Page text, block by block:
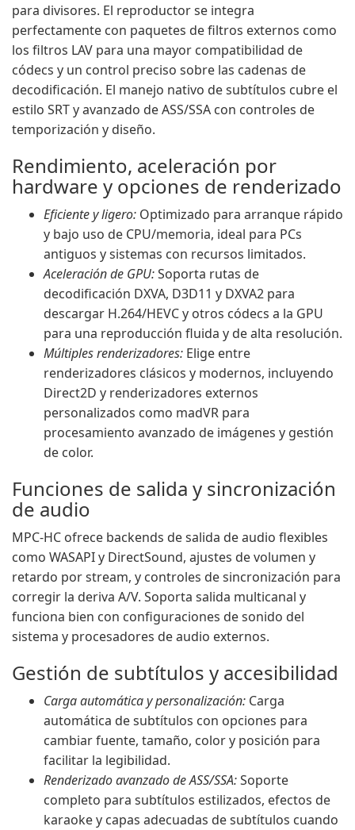
para divisores. El reproductor se integra
perfectamente con paquetes de filtros externos como
los filtros LAV para una mayor compatibilidad de
códecs y un control preciso sobre las cadenas de
decodificación. El manejo nativo de subtítulos cubre el
estilo SRT y avanzado de ASS/SSA con controles de
temporización y diseño.
Rendimiento, aceleración por
hardware y opciones de renderizado
Eficiente y ligero: Optimizado para arranque rápido
y bajo uso de CPU/memoria, ideal para PCs
antiguos y sistemas con recursos limitados.
Aceleración de GPU:Soporta rutas de
decodificación DXVA, D3D11 y DXVA2 para
descargar H.264/HEVC y otros códecs a la GPU
para una reproducción fluida y de alta resolución.
Múltiples renderizadores: Elige entre
renderizadores clásicos y modernos, incluyendo
Direct2D y renderizadores externos
personalizados como madVR para
procesamiento avanzado de imágenes y gestión
de color.
Funciones de salida y sincronización
de audio
MPC-HC ofrece backends de salida de audio flexibles
como WASAPI y DirectSound, ajustes de volumen y
retardo por stream, y controles de sincronización para
corregir la deriva A/V. Soporta salida multicanal y
funciona bien con configuraciones de sonido del
sistema y procesadores de audio externos.
Gestión de subtítulos y accesibilidad
Carga automática y personalización: Carga
automática de subtítulos con opciones para
cambiar fuente, tamaño, color y posición para
facilitar la legibilidad.
Renderizado avanzado de ASS/SSA:Soporte
completo para subtítulos estilizados, efectos de
karaoke y capas adecuadas de subtítulos cuando